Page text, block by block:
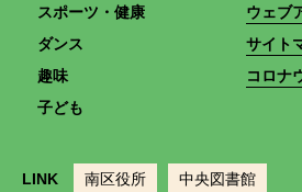
スポーツ・健康
ダンス
趣味
子ども
ウェブ
サイト
コロナ
LINK 南区役所 中央図書館